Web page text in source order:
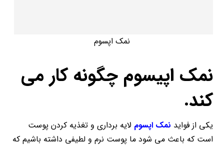
نمک اپسوم
نمک اپیسوم چگونه کار می
کند.
یکی از فواید نمک اپسوم لایه برداری و تغذیه کردن پوست
است که باعث می شود ما پوست نرم و لطیفی داشته باشیم که